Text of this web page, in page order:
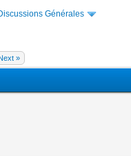
Générales
»